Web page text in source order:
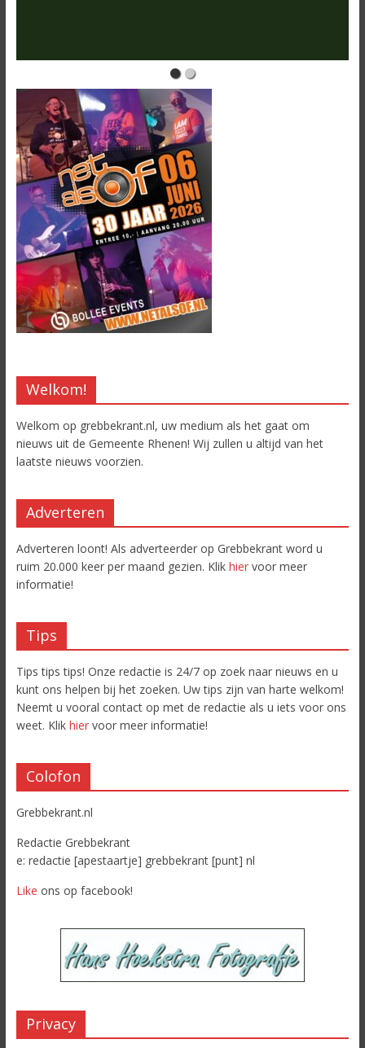
Welkom!
Welkom op grebbekrant.nl, uw medium als het gaat om
nieuws uit de Gemeente Rhenen! Wij zullen u altijd van het
laatste nieuws voorzien.
Adverteren
Adverteren loont! Als adverteerder op Grebbekrant word u
ruim 20.000 keer per maand gezien. Klik hiervoor meer
informatie!
Tips
Tips tips tips! Onze redactie is 24/7 op zoek naar nieuws en u
kunt ons helpen bij het zoeken. Uw tips zijn van harte welkom!
Neemt u vooral contact op met de redactie als u iets voor ons
weet. Klik hiervoor meer informatie!
Colofon
Grebbekrant.nl
Redactie Grebbekrant
e: redactie [apestaartje] grebbekrant [punt] nl
Like ons op facebook!
Privacy